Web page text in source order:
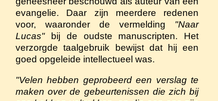
evangelie. Daar zijn meerdere redenen
voor, waaronder de vermelding "Naar
Lucas"bij de oudste manuscripten. Het
verzorgde taalgebruik bewijst dat hij een
goed opgeleide intellectueel was.
"Velen hebben geprobeerd een verslag te
maken over de gebeurtenissen die zich bij